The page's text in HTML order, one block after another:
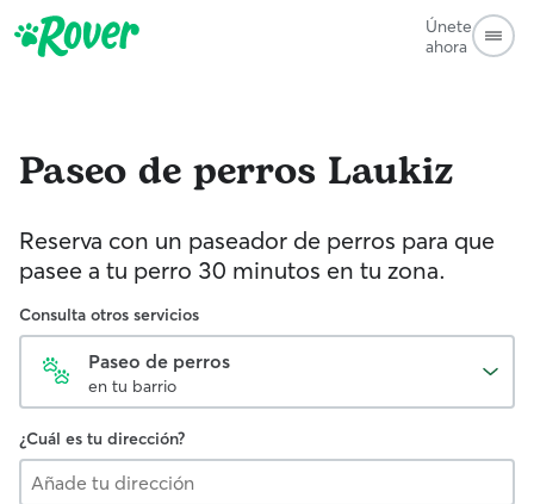
Únete
ahora
Paseo de perros Laukiz
Reserva con un paseador de perros para que
pasee a tu perro 30 minutos en tu zona.
Consulta otros servicios
Paseo de perros
en tu barrio
¿Cuál es tu dirección?